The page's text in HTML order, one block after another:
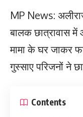
MP News:
बालक छात्रावास
मामा के घर जाकर
गुस्साए परिजनों ने
Contents